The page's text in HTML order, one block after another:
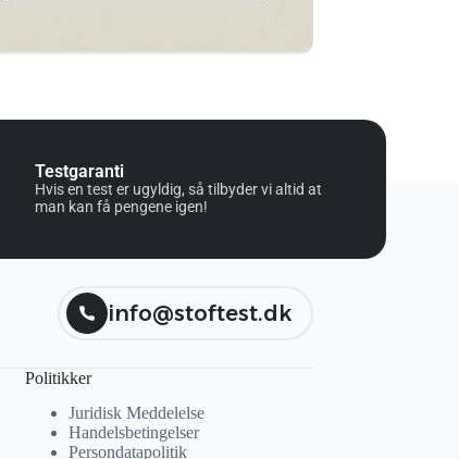
Testgaranti
Hvis en test er ugyldig, så tilbyder vi altid at
man kan få pengene igen!
info@stoftest.dk
Politikker
Juridisk Meddelelse
Handelsbetingelser
Persondatapolitik